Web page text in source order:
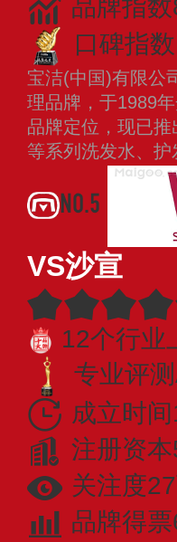
品牌指
口碑指
宝洁(中国)有限公
理品牌，于1989
品牌定位，现已
等系列洗发水、护
NO.5
VS沙宣
12个行业
专业评
成立时
注册资
关注度
品牌得